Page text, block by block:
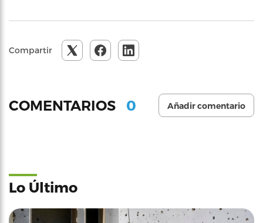
Compartir
COMENTARIOS 0 Añadir comentario
Lo Último